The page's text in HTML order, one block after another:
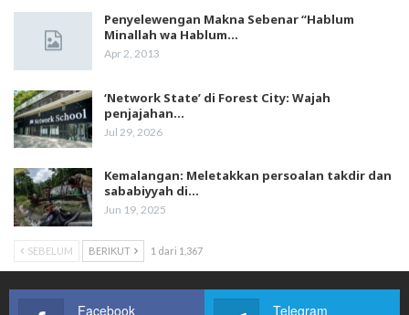
Penyelewengan Makna Sebenar “Hablum
Minallah wa Hablum…
Apr 2, 2013
‘Network State’ di Forest City: Wajah
penjajahan…
Jul 29, 2026
Kemalangan: Meletakkan persoalan takdir dan
sababiyyah di…
Jun 19, 2025
SEBELUM BERIKUT 1 dari 1,367
Facebook Telegram